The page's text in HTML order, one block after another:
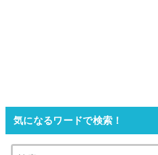
気になるワードで検索！